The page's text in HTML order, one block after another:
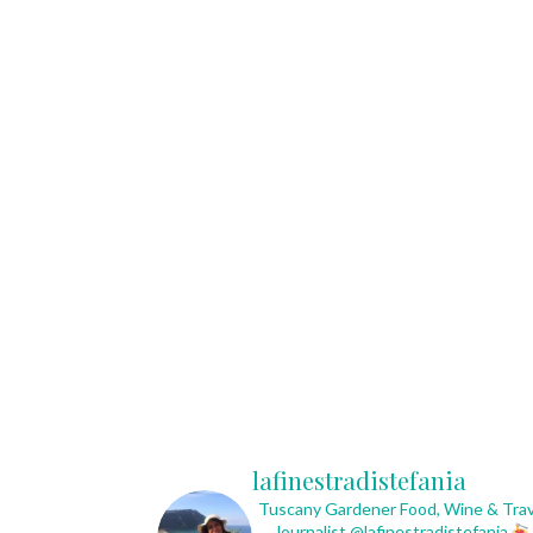
lafinestradistefania
Tuscany GardenerFood, Wine &